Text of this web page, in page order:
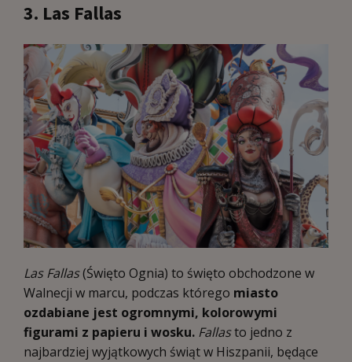
3. Las Fallas
Las Fallas(Święto Ognia) to święto obchodzone w
Walnecji w marcu, podczas którego miasto
ozdabiane jest ogromnymi, kolorowymi
figurami z papieru i wosku. Fallasto jedno z
najbardziej wyjątkowych świąt w Hiszpanii, będące